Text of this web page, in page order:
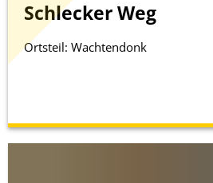
Schlecker Weg
Ortsteil: Wachtendonk